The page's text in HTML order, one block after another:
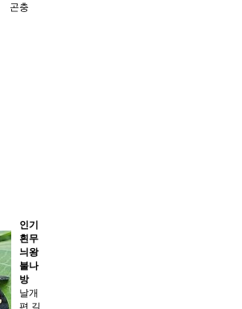
곤충
인기
흰무
늬왕
불나
방
날개
편 길